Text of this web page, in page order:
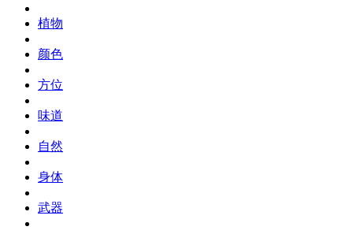
植物
颜色
方位
味道
自然
身体
武器